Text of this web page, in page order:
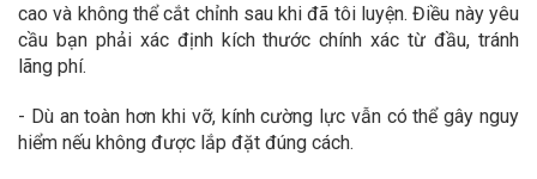
cao và không thể cắt chỉnh sau khi đã tôi luyện. Điều này yêu
cầu bạn phải xác định kích thước chính xác từ đầu, tránh
lãng phí.
- Dù an toàn hơn khi vỡ, kính cường lực vẫn có thể gây nguy
hiểm nếu không được lắp đặt đúng cách.